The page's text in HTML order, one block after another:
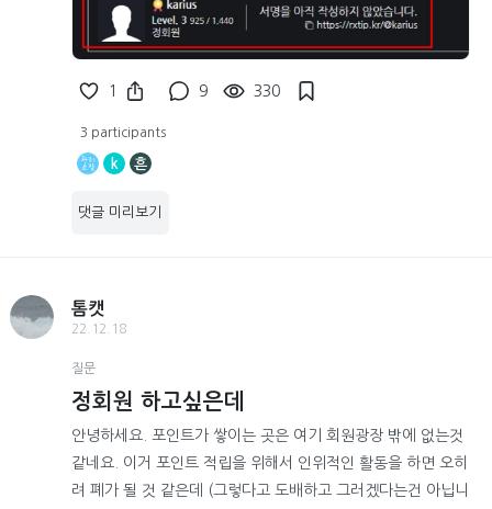
1 9 330
3 participants
k 흔
댓글 미리보기
톰캣
22.12.18
질문
정회원 하고싶은데
안녕하세요. 포인트가 쌓이는 곳은 여기 회원광장 밖에 없는것
같네요. 이거 포인트 적립을 위해서 인위적인 활동을 하면 오히
려 폐가 될 것 같은데 (그렇다고 도배하고 그러겠다는건 아닙니